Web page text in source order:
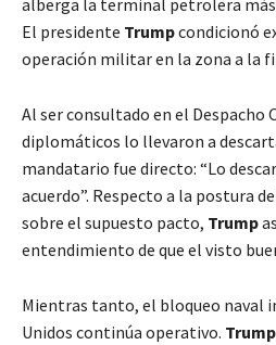
alberga la terminal petrolera
El presidente Trumpcondicionó
operación militar en la zona a la
Al ser consultado en el Despacho
diplomáticos lo llevaron a
mandatario fue directo: “Lo
acuerdo”. Respecto a la postura
sobre el supuesto pacto, Trump
entendimiento de que el visto
Mientras tanto, el bloqueo naval
Unidos continúa operativo. Trump